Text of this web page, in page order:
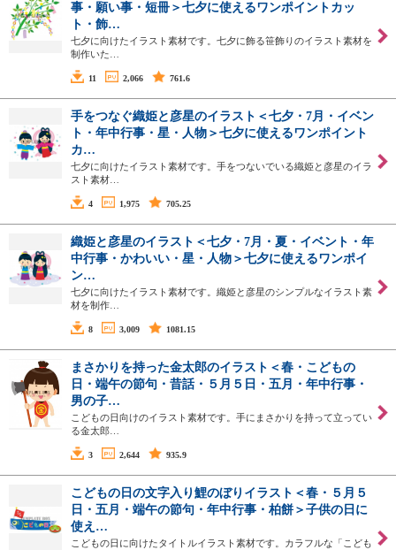
事・願い事・短冊＞七夕に使えるワンポイントカッ
ト・飾…
七夕に向けたイラスト素材です。七夕に飾る笹飾りのイラスト素材を
制作いた…
11 2,066 761.6
手をつなぐ織姫と彦星のイラスト＜七夕・7月・イベン
ト・年中行事・星・人物＞七夕に使えるワンポイント
カ…
七夕に向けたイラスト素材です。手をつないでいる織姫と彦星のイラ
スト素材…
4 1,975 705.25
織姫と彦星のイラスト＜七夕・7月・夏・イベント・年
中行事・かわいい・星・人物＞七夕に使えるワンポイ
ン…
七夕に向けたイラスト素材です。織姫と彦星のシンプルなイラスト素
材を制作…
8 3,009 1081.15
まさかりを持った金太郎のイラスト＜春・こどもの
日・端午の節句・昔話・５月５日・五月・年中行事・
男の子…
こどもの日向けのイラスト素材です。手にまさかりを持って立ってい
る金太郎…
3 2,644 935.9
こどもの日の文字入り鯉のぼりイラスト＜春・５月５
日・五月・端午の節句・年中行事・柏餅＞子供の日に
使え…
こどもの日に向けたタイトルイラスト素材です。カラフルな「こども